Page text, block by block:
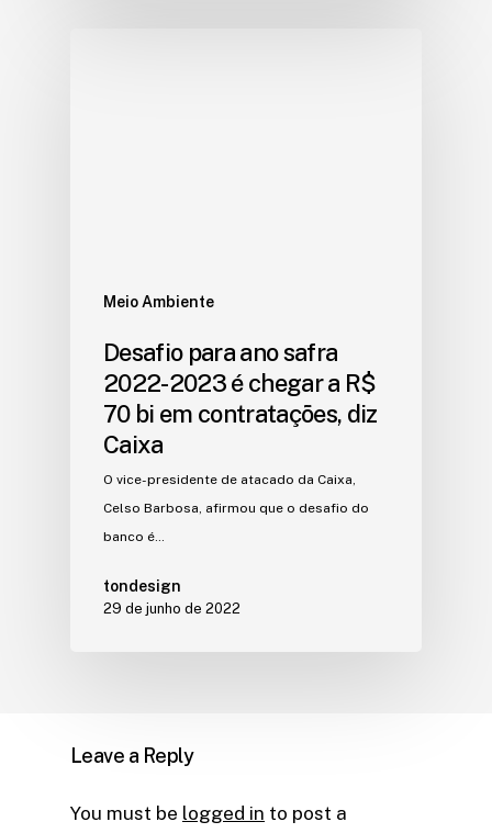
Meio Ambiente
Desafio para ano safra
2022-2023 é chegar a R$
70 bi em contratações, diz
Caixa
O vice-presidente de atacado da Caixa,
Celso Barbosa, afirmou que o desafio do
banco é…
tondesign
29 de junho de 2022
Leave a Reply
You must be logged in to post a